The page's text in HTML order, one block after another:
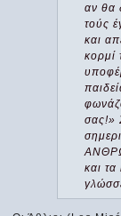
αν θα
τούς
και
κορμί
σας!»
και τα